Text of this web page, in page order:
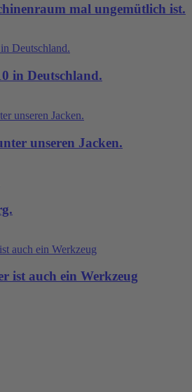
mal ungemütlich ist.
in Deutschland.
unseren Jacken.
ist auch ein Werkzeug